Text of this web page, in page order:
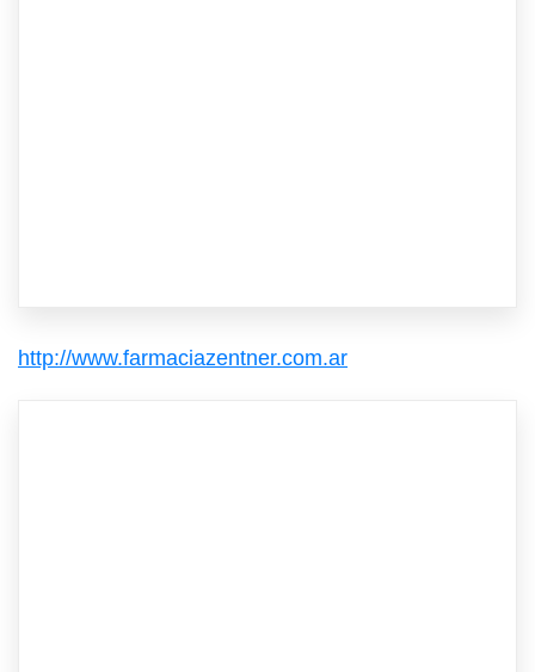
http://www.farmaciazentner.com.ar